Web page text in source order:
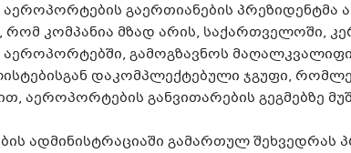
აეროპორტების გაერთიანების პრეზიდენტმა
რომ კომპანია მზად არის, საქართველოში,
აეროპორტებში, გამოგზავნოს
დაკომპლექტებული ჯგუფი,
აეროპორტების განვითარების გეგმებზე
ადმინისტრაციაში გამართულ შეხვედრას